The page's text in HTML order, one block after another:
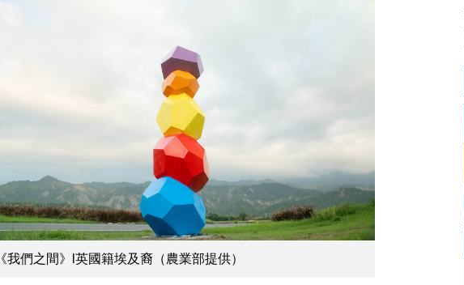
《我們之間》l英國籍埃及裔（農業部提供）